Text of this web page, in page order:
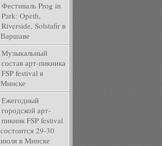
Фестиваль Prog in
Park: Opeth,
Riverside, Solstafir в
Варшаве
Музыкальный
состав арт-пикника
FSP festival в
Минске
Ежегодный
городской арт-
пикник FSP festival
состоится 29-30
июля в Минске